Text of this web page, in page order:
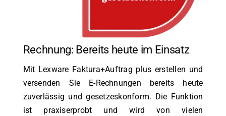
Rechnung: Bereits heute im Einsatz
Mit Lexware Faktura+Auftrag plus erstellen und
versenden Sie E-Rechnungen bereits heute
zuverlässig und gesetzeskonform. Die Funktion
ist praxiserprobt und wird von vielen